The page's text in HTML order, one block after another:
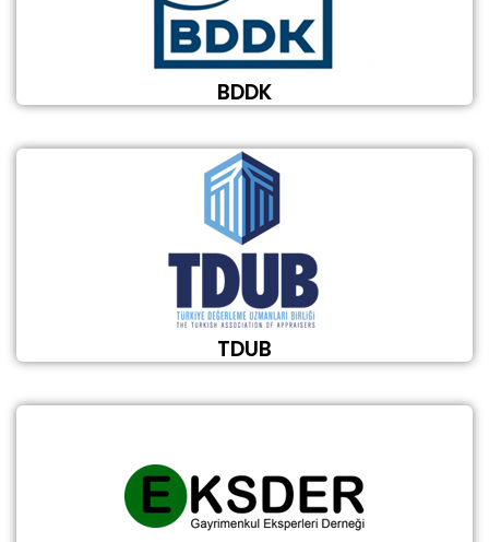
BDDK
TDUB